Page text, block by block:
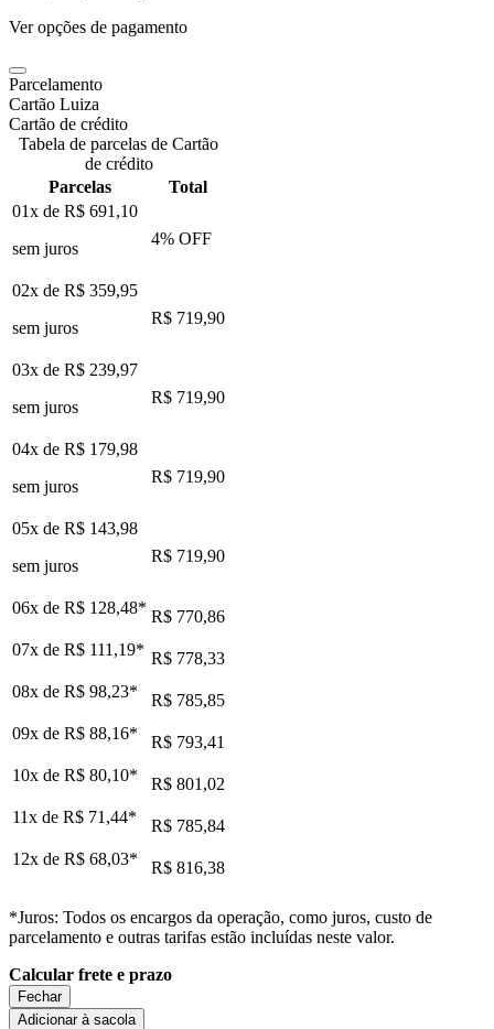
Ver opções de pagamento
Parcelamento
Cartão Luiza
Cartão de crédito
Tabela de parcelas de Cartão
de crédito
Parcelas
Total
01x de R$ 691,10
sem juros
4% OFF
02x de R$ 359,95
sem juros
R$ 719,90
03x de R$ 239,97
sem juros
R$ 719,90
04x de R$ 179,98
sem juros
R$ 719,90
05x de R$ 143,98
sem juros
R$ 719,90
06x de R$ 128,48* R$ 770,86
07x de R$ 111,19* R$ 778,33
08x de R$ 98,23*
R$ 785,85
09x de R$ 88,16*
R$ 793,41
10x de R$ 80,10*
R$ 801,02
11x de R$ 71,44*
R$ 785,84
12x de R$ 68,03* R$ 816,38
*Juros: Todos os encargos da operação, como juros, custo de
parcelamento e outras tarifas estão incluídas neste valor.
Calcular frete e prazo
Fechar
Adicionar à sacola